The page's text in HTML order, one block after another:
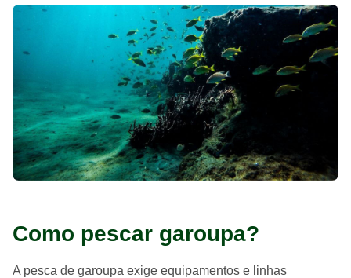
Como pescar garoupa?
A pesca de garoupa exige equipamentos e linhas